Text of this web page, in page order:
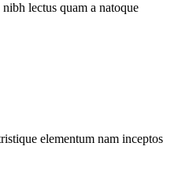
lectus quam a natoque
elementum nam inceptos